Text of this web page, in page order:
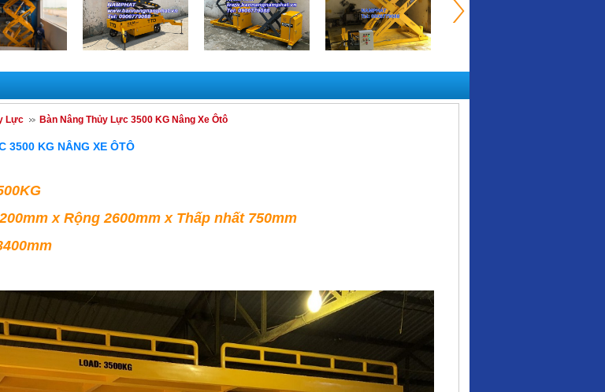
Lực Bàn Nâng Thủy Lực 3500 KG Nâng Xe Ôtô
3500 KG NÂNG XE ÔTÔ
x Rộng 2600mm x Thấp nhất 750mm